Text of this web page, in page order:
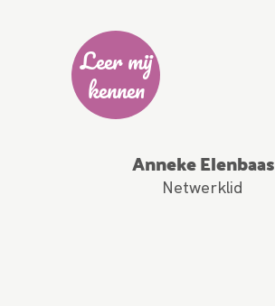
Leer mij
kennen
Anneke Elenbaas
Netwerklid